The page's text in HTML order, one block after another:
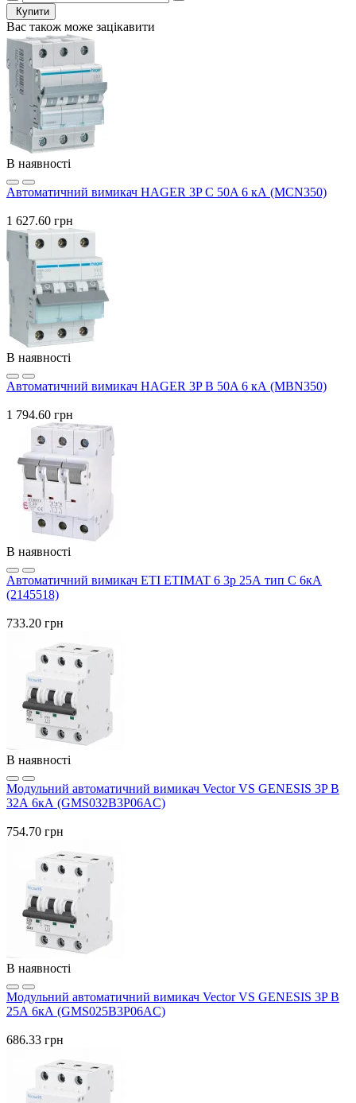
Купити
Вас також може зацікавити
В наявності
Автоматичний вимикач HAGER 3P C 50A 6 кА (MCN350)
1 627.60 грн
В наявності
Автоматичний вимикач HAGER 3P B 50A 6 кА (MBN350)
1 794.60 грн
В наявності
Автоматичний вимикач ETI ETIMAT 6 3p 25А тип C 6кА
(2145518)
733.20 грн
В наявності
Модульний автоматичний вимикач Vector VS GENESIS 3P B
32А 6кА (GMS032B3P06AC)
754.70 грн
В наявності
Модульний автоматичний вимикач Vector VS GENESIS 3P B
25А 6кА (GMS025B3P06AC)
686.33 грн